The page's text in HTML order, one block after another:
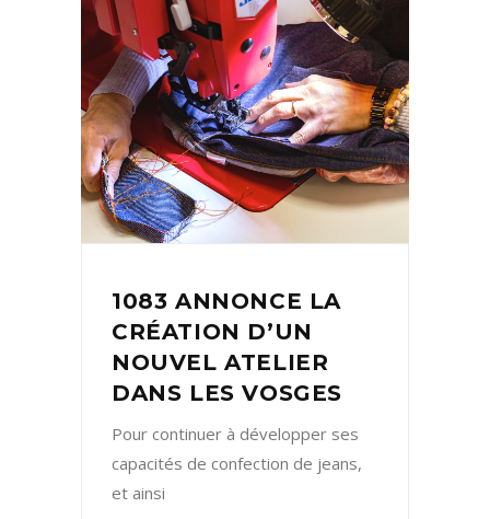
1083 ANNONCE LA
CRÉATION D’UN
NOUVEL ATELIER
DANS LES VOSGES
Pour continuer à développer ses
capacités de confection de jeans,
et ainsi